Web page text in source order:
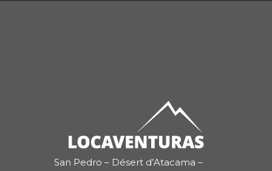
San Pedro – Désert d’Atacama –